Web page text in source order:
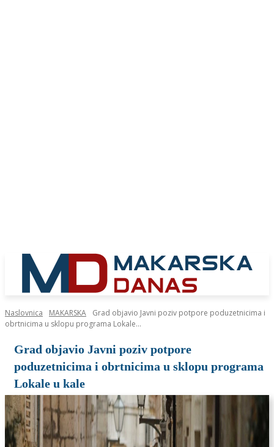
Naslovnica MAKARSKA
Grad objavio Javni poziv potpore poduzetnicima i
obrtnicima u sklopu programa Lokale...
Grad objavio Javni poziv potpore
poduzetnicima i obrtnicima u sklopu programa
Lokale u kale